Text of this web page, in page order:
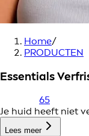
Home/
PRODUCTEN
Essentials
65
Je huid heeft niet
Lees meer